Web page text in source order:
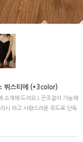
뷔스티에 (*3color)
소개해 드려요:) 끈조절이 가능해
시 하고 사랑스러운 무드로 단독